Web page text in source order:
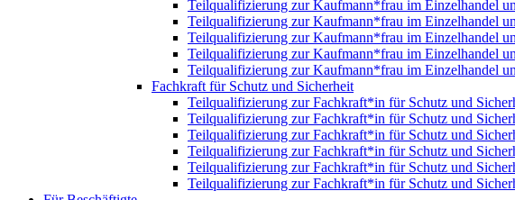
Teilqualifizierung zur Kaufmann*frau im Einzelhandel
Teilqualifizierung zur Kaufmann*frau im Einzelhandel
Teilqualifizierung zur Kaufmann*frau im Einzelhandel
Teilqualifizierung zur Kaufmann*frau im Einzelhandel
Teilqualifizierung zur Kaufmann*frau im Einzelhandel
Fachkraft für Schutz und Sicherheit
Teilqualifizierung zur Fachkraft*in für Schutz und
Teilqualifizierung zur Fachkraft*in für Schutz und
Teilqualifizierung zur Fachkraft*in für Schutz und
Teilqualifizierung zur Fachkraft*in für Schutz und
Teilqualifizierung zur Fachkraft*in für Schutz und
Teilqualifizierung zur Fachkraft*in für Schutz und